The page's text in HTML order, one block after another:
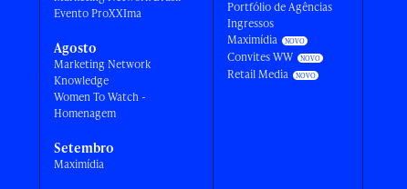
Evento ProXXIma
Agosto
Marketing Network
Knowledge
Women To Watch -
Homenagem
Setembro
Maximídia
Portfólio de Agências
Ingressos
Maximídia
Convites WW
Retail Media